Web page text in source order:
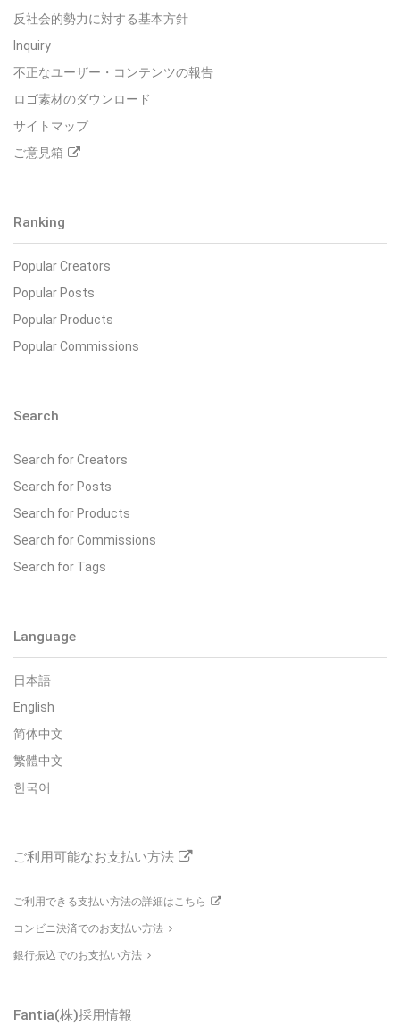
反社会的勢力に対する基本方針
Inquiry
不正なユーザー・コンテンツの報告
ロゴ素材のダウンロード
サイトマップ
ご意見箱
Ranking
Popular Creators
Popular Posts
Popular Products
Popular Commissions
Search
Search for Creators
Search for Posts
Search for Products
Search for Commissions
Search for Tags
Language
日本語
English
简体中文
繁體中文
한국어
ご利用可能なお支払い方法
ご利用できる支払い方法の詳細はこちら
コンビニ決済でのお支払い方法
銀行振込でのお支払い方法
Fantia(株)採用情報